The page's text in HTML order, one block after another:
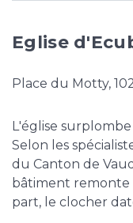
Eglise
Place du Motty,
L'église
Selon les
du Canton de
bâtiment remonte
part, le clocher